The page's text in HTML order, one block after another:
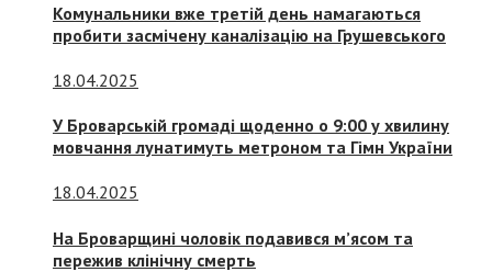
Комунальники вже третій день намагаються
пробити засмічену каналізацію на Грушевського
18.04.2025
У Броварській громаді щоденно о 9:00 у хвилину
мовчання лунатимуть метроном та Гімн України
18.04.2025
На Броварщині чоловік подавився м’ясом та
пережив клінічну смерть